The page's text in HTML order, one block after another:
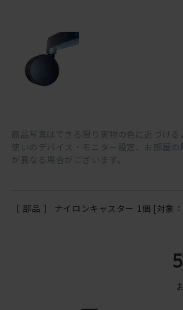
商品写真はできる限り実物の色に近づけ
使いのデバイス・モニター設定、お部屋
が異なる場合がございます。
［ 部品 ］ ナイロンキャスター 1個 [対象